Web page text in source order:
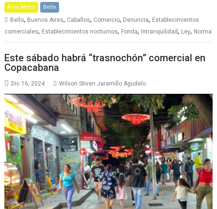
Área Metro Bello
Bello, Buenos Aires, Caballos, Comercio, Denuncia, Establecimientos
comerciales, Establecimientos nocturnos, Fonda, Intranquilidad, Ley, Norma
Este sábado habrá “trasnochón” comercial en
Copacabana
Dic 16, 2024 Wilson Stiven Jaramillo Agudelo